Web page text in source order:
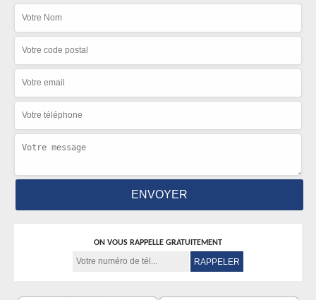
ON VOUS RAPPELLE GRATUITEMENT